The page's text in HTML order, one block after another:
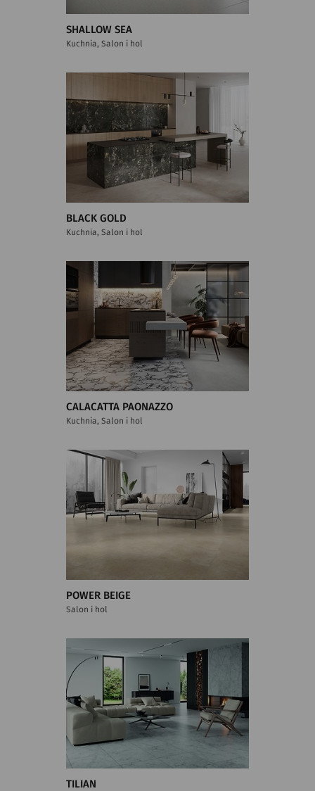
SHALLOW SEA
Kuchnia, Salon i hol
BLACK GOLD
Kuchnia, Salon i hol
CALACATTA PAONAZZO
Kuchnia, Salon i hol
POWER BEIGE
Salon i hol
TILIAN